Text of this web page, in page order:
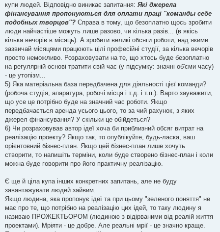
купи людей. Відповідно виникає запитання: Які джерела
фінансування пропонуються для оплати праці "команды себе
подобных творцов"? Справа в тому, що безоплатно щось зробити
люди найчастіше можуть лише разово, чи кілька разів... (в якісь
кілька вечорів в місяць). А зробити великі обсяги роботи, над якими
зазвичай місяцями працюють цілі професійні студії, за кілька вечорів
просто неможливо. Розраховувати на те, що хтось буде безоплатно
на регулярній основі тратити свій час (у підсумку: значні об'єми часу)
- це утопізм...
5) Яка матеріальна база передбачена для діяльності цієї команди?
(робоча студія, апаратура, робочі місця і т.д. і т.п.). Варто зауважити,
що усе це потрібно буде на значний час роботи. Якщо
передбачається аренда усього цього, то за чий рахунок, з яких
джерел фінансування? У скільки це обійдеться?
6) Чи розраховував автор ідеї хоча би приблизний обсяг витрат на
реалізацію проекту? Якщо так, то опублікуйте, будь-ласка, ваш
орієнтовний бізнес-план. Якщо цей бізнес-план лише хочуть
створити, то напишіть терміни, коли буде створено бізнес-план і коли
можна буде говорити про його практичну реалізацію.
Є ще й ціла купа інших конкретних запитань, але не буду
завантажувати людей зайвим.
Якщо людина, яка пропонує ідеї та при цьому "зеленого поняття" не
має про те, що потрібно на реалізацію цих ідей, то таку людину я
називаю ПРОЖЕКТЬОРОМ (людиною з відірваними від реалій життя
проектами). Мріяти - це добре. Але реальні мрії - це значно краще.